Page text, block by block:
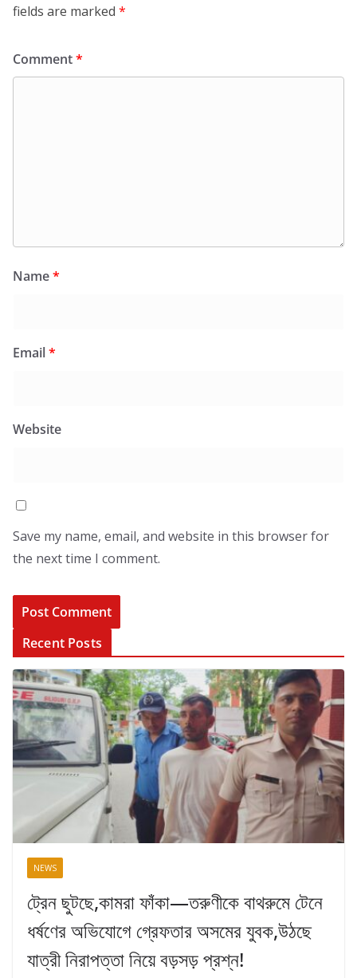
fields are marked *
Comment*
Name*
Email*
Website
Save my name, email, and website in this browser for
the next time I comment.
Recent Posts
NEWS
ট্রেন ছুটছে,কামরা ফাঁকা—তরুণীকে বাথরুমে টেনে
ধর্ষণের অভিযোগে গ্রেফতার অসমের যুবক,উঠছে
যাত্রী নিরাপত্তা নিয়ে বড়সড় প্রশ্ন!